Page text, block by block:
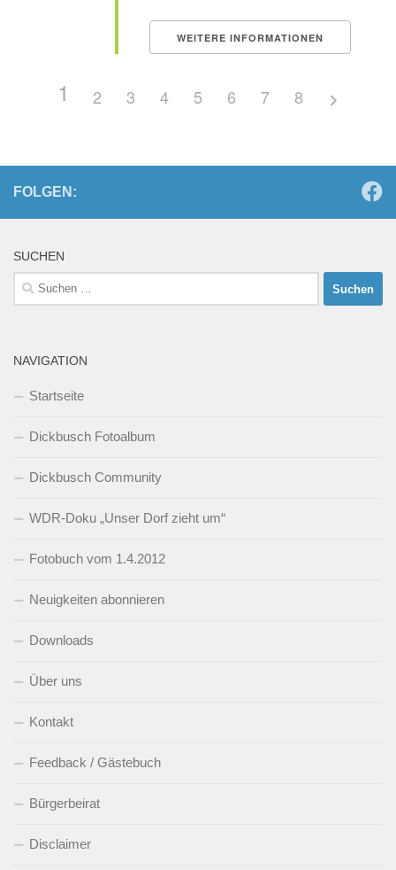
WEITERE INFORMATIONEN
1 2 3 4 5 6 7 8
FOLGEN:
SUCHEN
Suchen
nach:
NAVIGATION
Startseite
Dickbusch Fotoalbum
Dickbusch Community
WDR-Doku „Unser Dorf zieht um“
Fotobuch vom 1.4.2012
Neuigkeiten abonnieren
Downloads
Über uns
Kontakt
Feedback / Gästebuch
Bürgerbeirat
Disclaimer